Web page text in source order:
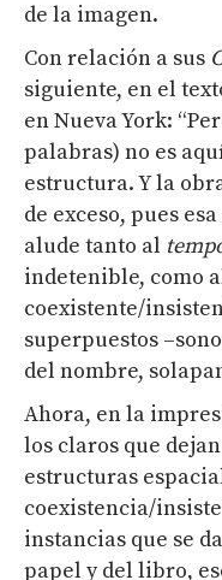
de la imagen.
Con relación a sus
siguiente, en el
en Nueva York:
palabras) no es
estructura. Y la
de exceso, pues
alude tanto al
indetenible, como
coexistente/
superpuestos
del nombre,
Ahora, en la
los claros que
estructuras
coexistencia/
instancias que se
papel y del libro,